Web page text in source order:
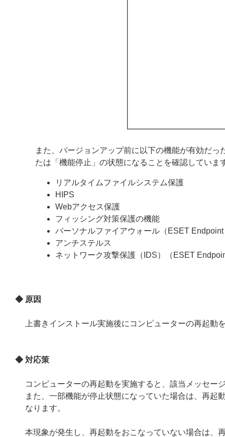
また、バージョンアップ前に以下の機能が有効だ
たは「機能停止」の状態になることを確認していま
リアルタイムファイルシステム保護
HIPS
Webアクセス保護
フィッシング対策保護の機能
パーソナルファイアウォール（ESET
アンチステルス
ネットワーク攻撃保護（IDS）（ESET
◆ 原因
上書きインストール実施後にコンピューターの再起
◆ 対応策
コンピューターの再起動を実施すると、該当メッセー
また、一部機能が停止状態になっていた場合は、再起
なります。
本現象が発生し、再起動をおこなっていない場合は、